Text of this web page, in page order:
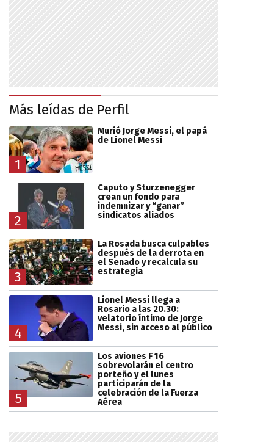
Más leídas de Perfil
1
Murió Jorge Messi, el papá
de Lionel Messi
2
Caputo y Sturzenegger
crean un fondo para
indemnizar y “ganar”
sindicatos aliados
3
La Rosada busca culpables
después de la derrota en
el Senado y recalcula su
estrategia
4
Lionel Messi llega a
Rosario a las 20.30:
velatorio íntimo de Jorge
Messi, sin acceso al público
5
Los aviones F 16
sobrevolarán el centro
porteño y el lunes
participarán de la
celebración de la Fuerza
Aérea